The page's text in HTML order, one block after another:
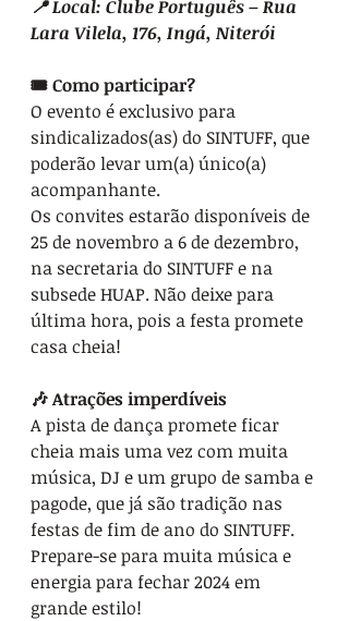
📍 Local: Clube Português – Rua
Lara Vilela, 176, Ingá, Niterói
🎟️ Como participar?
O evento é exclusivo para
sindicalizados(as) do SINTUFF, que
poderão levar um(a) único(a)
acompanhante.
Os convites estarão disponíveis de
25 de novembro a 6 de dezembro,
na secretaria do SINTUFF e na
subsede HUAP. Não deixe para
última hora, pois a festa promete
casa cheia!
🎶 Atrações imperdíveis
A pista de dança promete ficar
cheia mais uma vez com muita
música, DJ e um grupo de samba e
pagode, que já são tradição nas
festas de fim de ano do SINTUFF.
Prepare-se para muita música e
energia para fechar 2024 em
grande estilo!